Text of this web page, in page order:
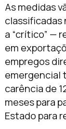
As medidas
classificadas
a “crítico” —
em
empregos
emergencial
carência de
meses para
Estado para